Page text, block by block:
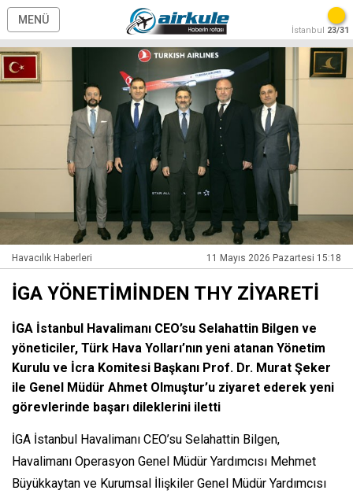
MENÜ
İstanbul 23/31
Havacılık Haberleri 11 Mayıs 2026 Pazartesi 15:18
İGA YÖNETİMİNDEN THY ZİYARETİ
İGA İstanbul Havalimanı CEO’su Selahattin Bilgen ve
yöneticiler, Türk Hava Yolları’nın yeni atanan Yönetim
Kurulu ve İcra Komitesi Başkanı Prof. Dr. Murat Şeker
ile Genel Müdür Ahmet Olmuştur’u ziyaret ederek yeni
görevlerinde başarı dileklerini iletti
İGA İstanbul Havalimanı CEO’su Selahattin Bilgen,
Havalimanı Operasyon Genel Müdür Yardımcısı Mehmet
Büyükkaytan ve Kurumsal İlişkiler Genel Müdür Yardımcısı